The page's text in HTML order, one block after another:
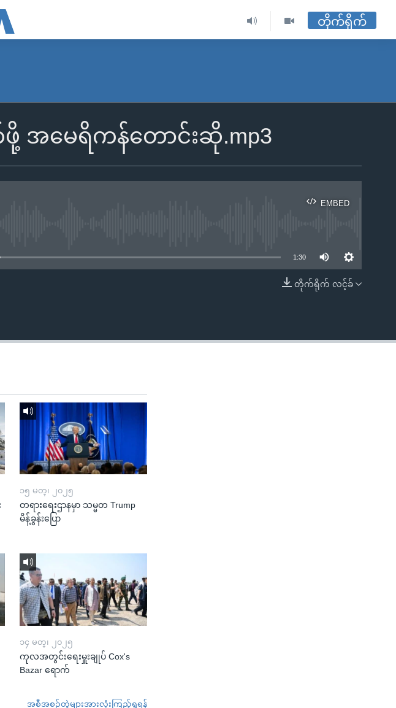
တိုက်ရိုက်
အမေရိကန်တောင်းဆို.mp3
EMBED
EMBED
1:30
တိုက်ရိုက် လင့်ခ်
၁၅ မတ္၊ ၂၀၂၅
တရားရေးဌာနမှာ သမ္မတ Trump
မိန့်ခွန်းပြော
၁၄ မတ္၊ ၂၀၂၅
ကုလအတွင်းရေးမှူးချုပ် Cox's
Bazar ရောက်
အစီအစဉ်တွဲများအားလုံးကြည့်ရှုရန်